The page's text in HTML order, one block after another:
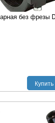
без фрезы
Купить